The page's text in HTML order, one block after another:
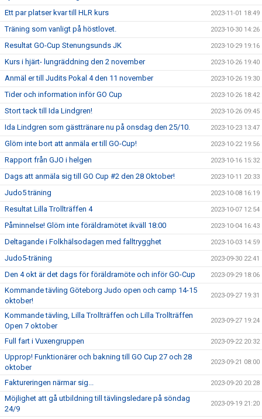
Ett par platser kvar till HLR kurs 2023-11-01 18:49
Träning som vanligt på höstlovet. 2023-10-30 14:26
Resultat GO-Cup Stenungsunds JK 2023-10-29 19:16
Kurs i hjärt- lungräddning den 2 november 2023-10-26 19:40
Anmäl er till Judits Pokal 4 den 11 november 2023-10-26 19:30
Tider och information inför GO Cup 2023-10-26 18:42
Stort tack till Ida Lindgren! 2023-10-26 09:45
Ida Lindgren som gästtränare nu på onsdag den 25/10. 2023-10-23 13:47
Glöm inte bort att anmäla er till GO-Cup! 2023-10-22 19:56
Rapport från GJO i helgen 2023-10-16 15:32
Dags att anmäla sig till GO Cup #2 den 28 Oktober! 2023-10-11 20:33
Judo5 träning 2023-10-08 16:19
Resultat Lilla Trollträffen 4 2023-10-07 12:54
Påminnelse! Glöm inte föräldramötet ikväll 18:00 2023-10-04 16:43
Deltagande i Folkhälsodagen med falltrygghet 2023-10-03 14:59
Judo5-träning 2023-09-30 22:41
Den 4 okt är det dags för föräldramöte och inför GO-Cup 2023-09-29 18:06
Kommande tävling Göteborg Judo open och camp 14-15
oktober!
2023-09-27 19:31
Kommande tävling, Lilla Trollträffen och Lilla Trollträffen
Open 7 oktober
2023-09-27 19:24
Full fart i Vuxengruppen 2023-09-22 20:32
Upprop! Funktionärer och bakning till GO Cup 27 och 28
oktober
2023-09-21 08:00
Faktureringen närmar sig... 2023-09-20 20:28
Möjlighet att gå utbildning till tävlingsledare på söndag
24/9
2023-09-19 21:20